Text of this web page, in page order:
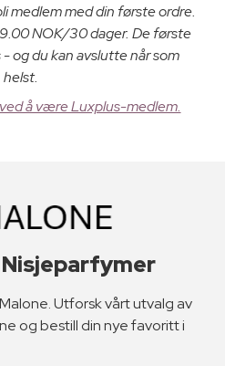
medlem med din første ordre.
NOK/30 dager. De første
og du kan avslutte når som
helst.
å være Luxplus-medlem.
Utforsk vårt utvalg av
og bestill din nye favoritt i